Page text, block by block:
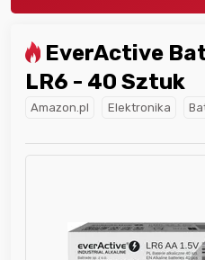
LR6 - 40 Sztuk
Amazon.pl Elektronika
najlepszego
w poprzednim